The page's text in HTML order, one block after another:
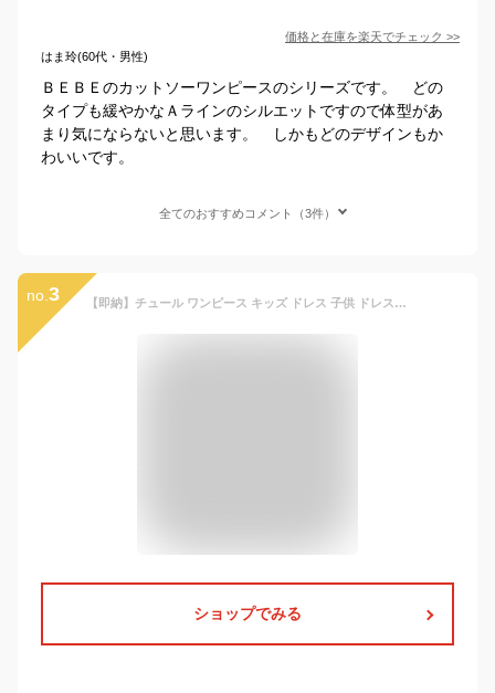
価格と在庫を楽天でチェック >>
はま玲(60代・男性)
ＢＥＢＥのカットソーワンピースのシリーズです。 どの
タイプも緩やかなＡラインのシルエットですので体型があ
まり気にならないと思います。 しかもどのデザインもか
わいいです。
全てのおすすめコメント（3件）
no. 3 【即納】チュール ワンピース キッズ ドレス 子供 ドレス 長袖 チュール 女の子 子供服 こども服 子ども服 ドレス 無地 プチプラ 秋 冬 春 100cm 110cm 120cm 130cm 140cm 通園 通学 ピンク ラベンダーグレー ブルーグレー ハロウィン コスプレ クリスマスプレゼント
ショップでみる